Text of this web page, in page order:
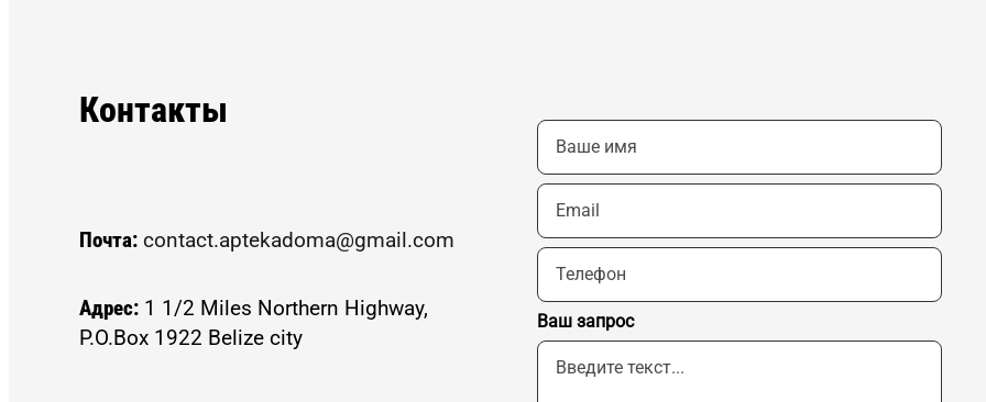
Контакты
Почта: contact.aptekadoma@gmail.com
Адрес: 1 1/2 Miles Northern Highway,
P.O.Box 1922 Belize city
Ваш запрос